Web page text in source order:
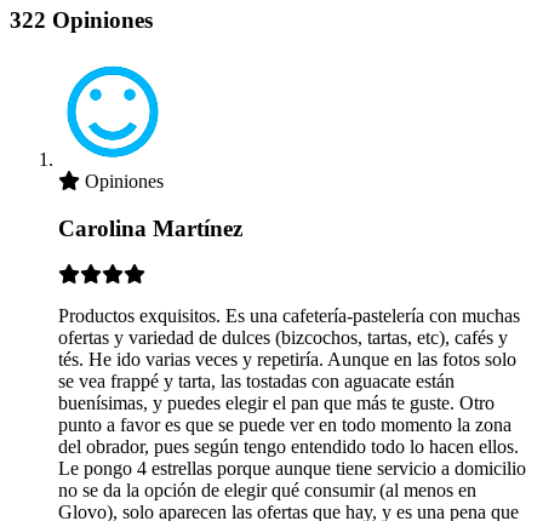
322 Opiniones
Opiniones
Carolina Martínez
Productos exquisitos. Es una cafetería-pastelería con muchas
ofertas y variedad de dulces (bizcochos, tartas, etc), cafés y
tés. He ido varias veces y repetiría. Aunque en las fotos solo
se vea frappé y tarta, las tostadas con aguacate están
buenísimas, y puedes elegir el pan que más te guste. Otro
punto a favor es que se puede ver en todo momento la zona
del obrador, pues según tengo entendido todo lo hacen ellos.
Le pongo 4 estrellas porque aunque tiene servicio a domicilio
no se da la opción de elegir qué consumir (al menos en
Glovo), solo aparecen las ofertas que hay, y es una pena que